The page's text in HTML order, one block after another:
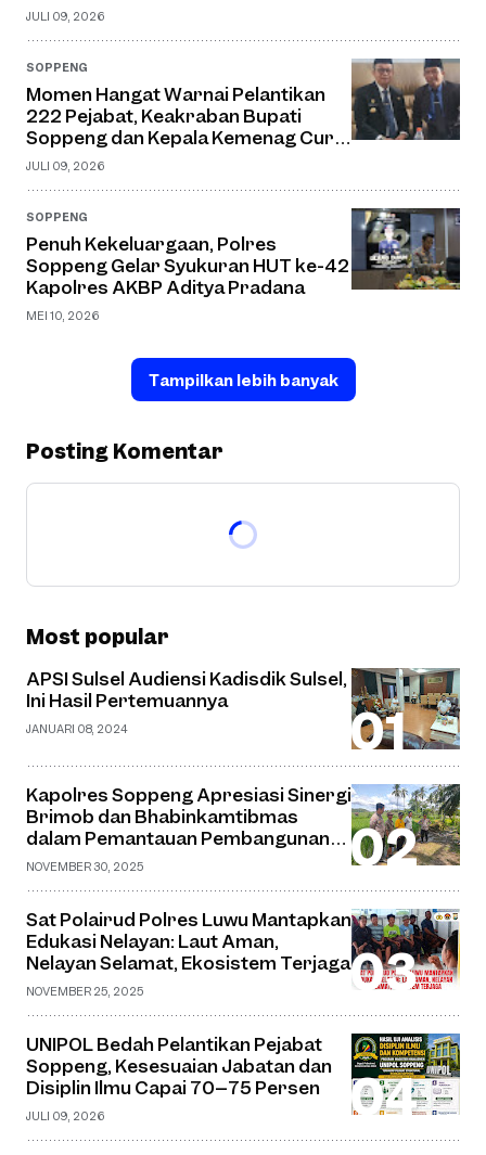
JULI 09, 2026
SOPPENG
Momen Hangat Warnai Pelantikan
222 Pejabat, Keakraban Bupati
Soppeng dan Kepala Kemenag Curi
Perhatian
JULI 09, 2026
SOPPENG
Penuh Kekeluargaan, Polres
Soppeng Gelar Syukuran HUT ke-42
Kapolres AKBP Aditya Pradana
MEI 10, 2026
Tampilkan lebih banyak
Posting Komentar
Most popular
APSI Sulsel Audiensi Kadisdik Sulsel,
Ini Hasil Pertemuannya
JANUARI 08, 2024
Kapolres Soppeng Apresiasi Sinergi
Brimob dan Bhabinkamtibmas
dalam Pemantauan Pembangunan
Jembatan Gantung di Desa Watu
NOVEMBER 30, 2025
Sat Polairud Polres Luwu Mantapkan
Edukasi Nelayan: Laut Aman,
Nelayan Selamat, Ekosistem Terjaga
NOVEMBER 25, 2025
UNIPOL Bedah Pelantikan Pejabat
Soppeng, Kesesuaian Jabatan dan
Disiplin Ilmu Capai 70–75 Persen
JULI 09, 2026